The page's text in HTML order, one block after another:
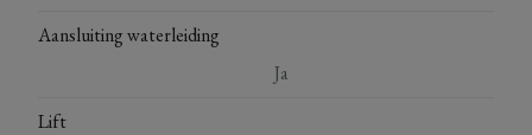
Aansluiting waterleiding
Ja
Lift